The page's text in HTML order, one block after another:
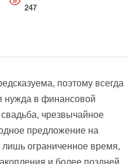
247
поэтому всегда
нужда в финансовой
чрезвычайное
предложение на
лишь ограниченное время,
и более поздней